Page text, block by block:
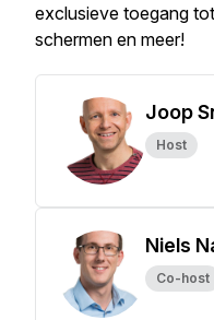
exclusieve toegang
schermen en meer!
Joop
Host
Niels
Co-host